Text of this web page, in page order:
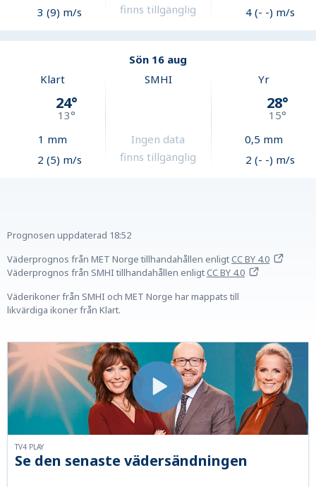
3 (9) m/s
finns tillgänglig
4 (- -) m/s
Sön 16 aug
Klart
24°
13°
1 mm
2 (5) m/s
SMHI
Ingen data
finns tillgänglig
Yr
28°
15°
0,5 mm
2 (- -) m/s
Prognosen uppdaterad 18:52
Väderprognos från MET Norge tillhandahållen enligtCC BY 4.0
Väderprognos från SMHI tillhandahållen enligtCC BY 4.0
Väderikoner från SMHI och MET Norge har mappats till
likvärdiga ikoner från Klart.
Se den senaste vädersändningen
TV4 PLAY